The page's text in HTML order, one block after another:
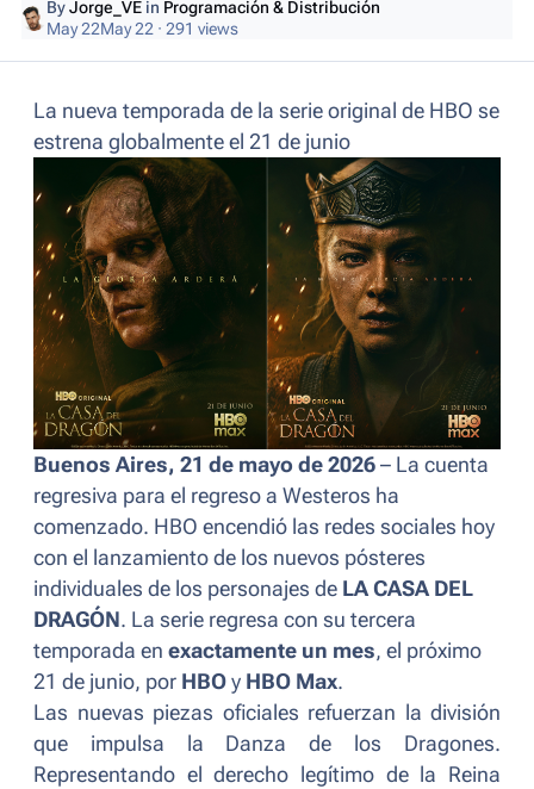
ByJorge_VE in Programación & Distribución
May 22May 22 · 291 views
La nueva temporada de la serie original de HBO se
estrena globalmente el 21 de junio
Buenos Aires, 21 de mayo de 2026 – La cuenta
regresiva para el regreso a Westeros ha
comenzado. HBO encendió las redes sociales hoy
con el lanzamiento de los nuevos pósteres
individuales de los personajes de LA CASA DEL
DRAGÓN. La serie regresa con su tercera
temporada en exactamente un mes, el próximo
21 de junio, por HBO y HBO Max.
Las nuevas piezas oficiales refuerzan la división
que impulsa la Danza de los Dragones.
Representando el derecho legítimo de la Reina